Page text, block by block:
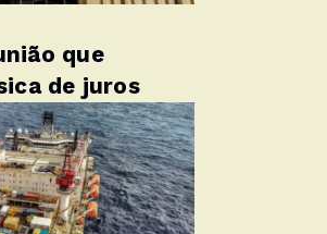
que
de juros